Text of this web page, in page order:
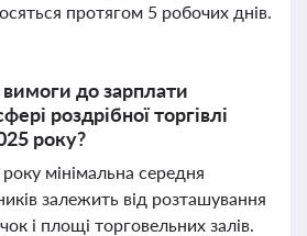
протягом 5 робочих днів.
вимоги до зарплати
роздрібної торгівлі
року?
мінімальна середня
залежить від розташування
і площі торговельних залів.